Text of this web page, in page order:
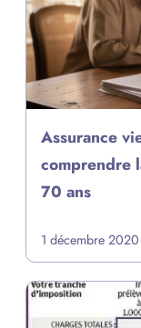
Assurance
comprendre
70 ans
1 décembre 2020